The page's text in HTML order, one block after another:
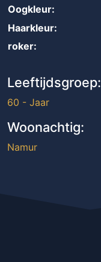
Oogkleur:
Haarkleur:
roker:
Leeftijdsgroep:
60 - Jaar
Woonachtig:
Namur